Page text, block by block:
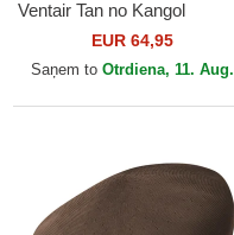
Ventair Tan no Kangol
EUR 64,95
Saņem to Otrdiena, 11. Aug.